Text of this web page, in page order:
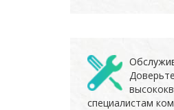
специалистам